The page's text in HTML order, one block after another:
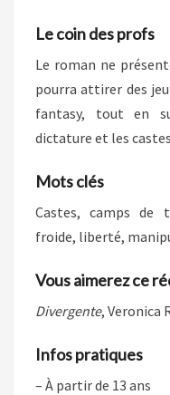
Le coin des profs
Le roman ne
pourra attirer des
fantasy, tout en
dictature et les
Mots clés
Castes, camps de
froide, liberté,
Vous aimerez ce
Divergente, Veronica
Infos pratiques
– À partir de 13 ans